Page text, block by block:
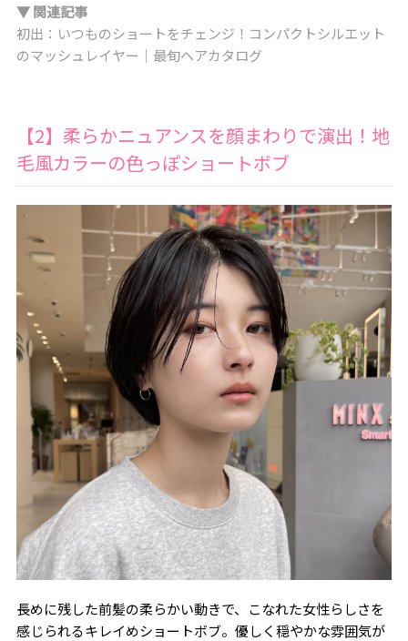
▼ 関連記事
初出：いつものショートをチェンジ！コンパクトシルエット
のマッシュレイヤー｜最旬ヘアカタログ
【2】柔らかニュアンスを顔まわりで演出！地
毛風カラーの色っぽショートボブ
長めに残した前髪の柔らかい動きで、こなれた女性らしさを
感じられるキレイめショートボブ。優しく穏やかな雰囲気が